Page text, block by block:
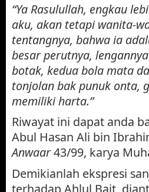
“Ya Rasulullah, engkau
aku, akan tetapi wanita-
tentangnya, bahwa ia
besar perutnya,
botak, kedua bola mata
tonjolan bak punuk onta,
memiliki harta.”
Riwayat ini dapat anda
Abul Hasan Ali bin
Anwaar43/99, karya
Demikianlah ekspresi
terhadap Ahlul Bait,